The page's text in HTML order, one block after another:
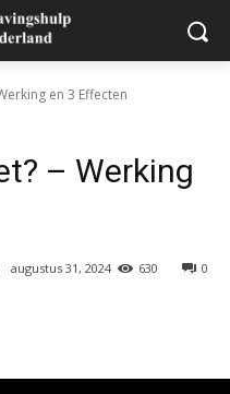
en 3 Effecten
– Werking
augustus 31, 2024 0
630